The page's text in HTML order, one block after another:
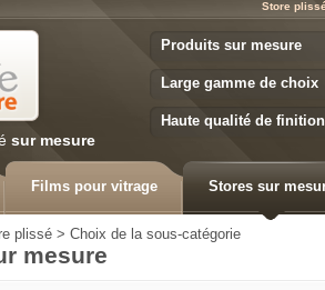
Store
sur mesure
Produits sur mesure
Large gamme de choix
Haute qualité de finition
Films pour vitrage Stores sur
plissé > Choix de la sous-catégorie
mesure